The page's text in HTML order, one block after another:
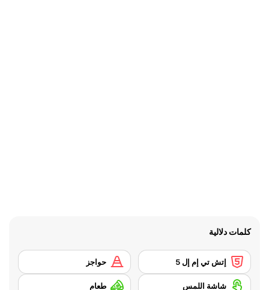
كلمات دلالية
إتش تي إم إل 5 حواجز
شاشة اللمس طعام